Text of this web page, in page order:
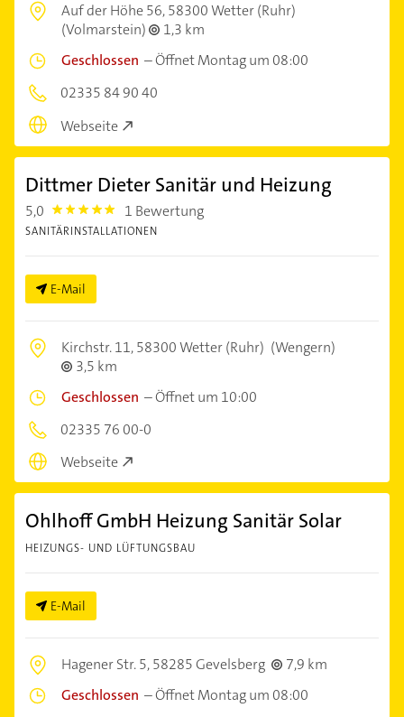
Auf der Höhe 56,58300 Wetter (Ruhr)
(Volmarstein)
1,3 km
Geschlossen –Öffnet Montag um 08:00
02335 84 90 40
Webseite
Dittmer Dieter Sanitär und Heizung
5,0 5.0 1 Bewertung
SANITÄRINSTALLATIONEN
E-Mail
Kirchstr. 11,58300 Wetter (Ruhr) (Wengern)
3,5 km
Geschlossen –Öffnet um 10:00
02335 76 00-0
Webseite
Ohlhoff GmbH Heizung Sanitär Solar
HEIZUNGS- UND LÜFTUNGSBAU
E-Mail
Hagener Str. 5,58285 Gevelsberg
7,9 km
Geschlossen –Öffnet Montag um 08:00